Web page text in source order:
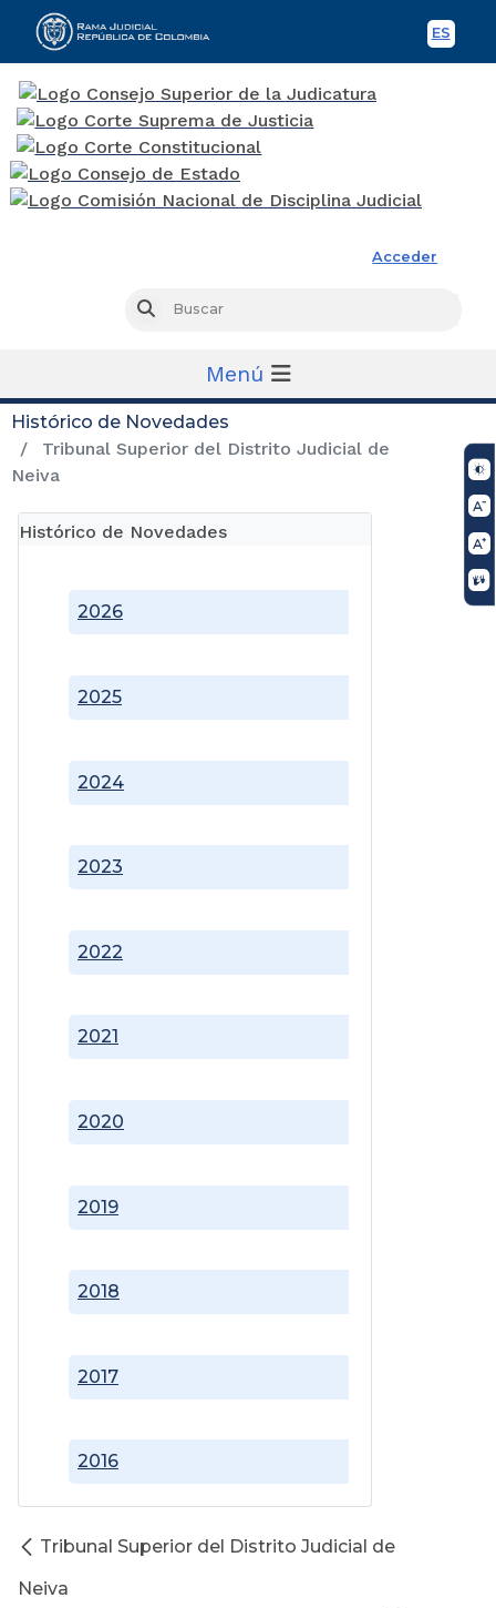
ES
Acceder
Buscar
Menú
Histórico de Novedades
Tribunal Superior del Distrito Judicial de
Neiva
Histórico de Novedades
2016
2017
2018
2019
2020
2021
2022
2023
2024
2025
2026
Tribunal Superior del Distrito Judicial de
Neiva